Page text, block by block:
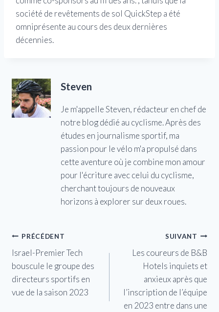
société de revêtements de sol QuickStep a été
omniprésente au cours des deux dernières
décennies.
Steven
Je m'appelle Steven, rédacteur en chef de
notre blog dédié au cyclisme. Après des
études en journalisme sportif, ma
passion pour le vélo m'a propulsé dans
cette aventure où je combine mon amour
pour l'écriture avec celui du cyclisme,
cherchant toujours de nouveaux
horizons à explorer sur deux roues.
Navigation
de
l’article
PRÉCÉDENT
Israel-Premier Tech
bouscule le groupe des
directeurs sportifs en
vue de la saison 2023
SUIVANT
Les coureurs de B&B
Hotels inquiets et
anxieux après que
l’inscription de l’équipe
en 2023 entre dans une